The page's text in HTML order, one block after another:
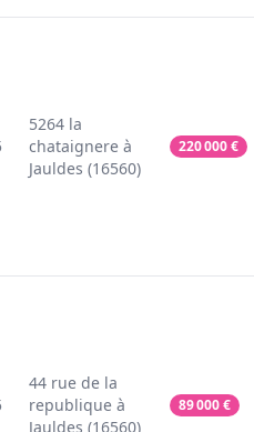
5264 la
chataignere à
Jauldes (16560)
220 000€
44 rue de la
republique à
Jauldes (16560)
89 000€